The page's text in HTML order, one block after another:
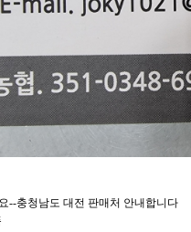
--충청남도 대전 판매처 안내합니다